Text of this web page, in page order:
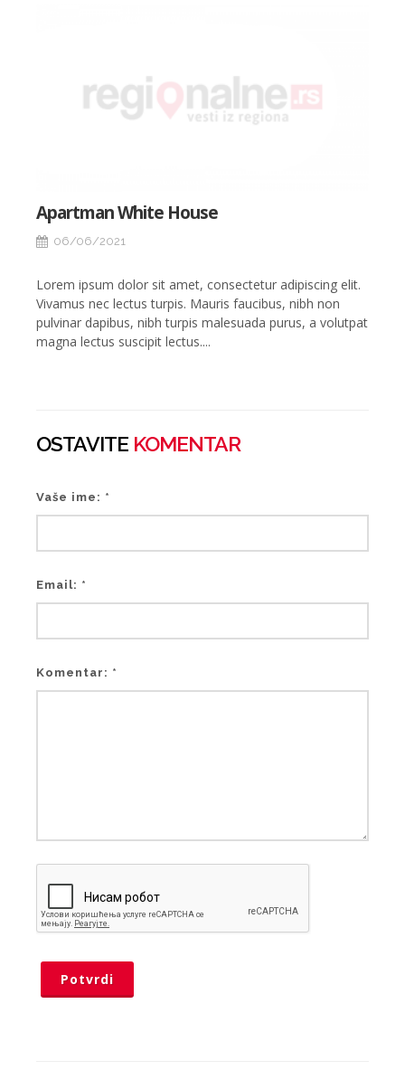
Apartman White House
06/06/2021
Lorem ipsum dolor sit amet, consectetur adipiscing elit.
Vivamus nec lectus turpis. Mauris faucibus, nibh non
pulvinar dapibus, nibh turpis malesuada purus, a volutpat
magna lectus suscipit lectus....
OSTAVITE KOMENTAR
Vaše ime: *
Email: *
Komentar: *
Potvrdi